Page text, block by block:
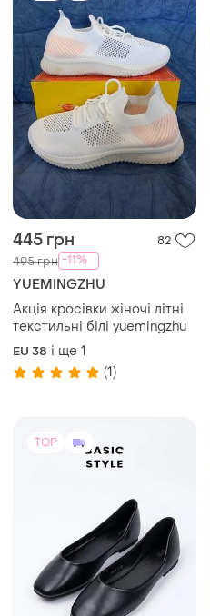
445 грн 82
495 грн -11%
YUEMINGZHU
Акція кросівки жіночі літні
текстильні білі yuemingzhu
EU 38 і ще 1
(1)
TOP